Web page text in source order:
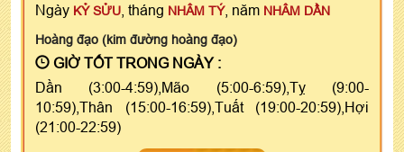
Ngày KỶ SỬU , tháng NHÂM TÝ, năm NHÂM DẦN
Hoàng đạo (kim đường hoàng đạo)
GIỜ TỐT TRONG NGÀY :
Dần (3:00-4:59),Mão (5:00-6:59),Tỵ (9:00-
10:59),Thân (15:00-16:59),Tuất (19:00-20:59),Hợi
(21:00-22:59)